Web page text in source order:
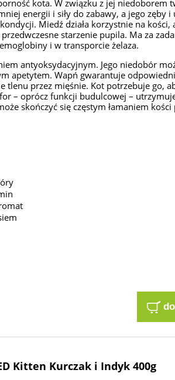
kota. W związku z jej niedoborem
energii i siły do zabawy, a jego zęby i
Miedź działa korzystnie na kości,
starzenie pupila. Ma za
i w transporcie żelaza.
antyoksydacyjnym. Jego niedobór
apetytem. Wapń gwarantuje
tlenu przez mięśnie. Kot potrzebuje go,
– oprócz funkcji budulcowej –
skończyć się częstym łamaniem kości
Kitten Kurczak i Indyk 400g